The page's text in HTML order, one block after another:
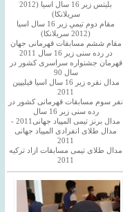
بليتس زير 16 سال اسيا (2012
سريلانكا)
مقام دوم تيمي زير 16 سال اسيا
(2012 سريلانكا)
مقام ششم مسابقات قهرمانی جهان
در رده سنی زیر 16 سال 2011
قهرمان جشنواره سراسری کشور در
سال 90
مدال نقره زیر 16 سال اسیا فیلیپین
2011
نفر سوم مسابقات قهرمانی کشور در
رده سنی زیر 16 سال
مدال برنز تیمی المپیاد جهانی2011 -
مدال طلای انفرادی المپیاد جهانی
2011
مدال طلای تیمی مسابقات ازاد ترکیه
2011